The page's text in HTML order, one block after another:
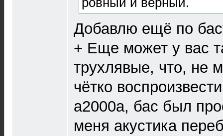
Добавлю ещё по
+ Еще может у вас
трухлявые, что, не
чётко
а2000а, бас был
меня акустика